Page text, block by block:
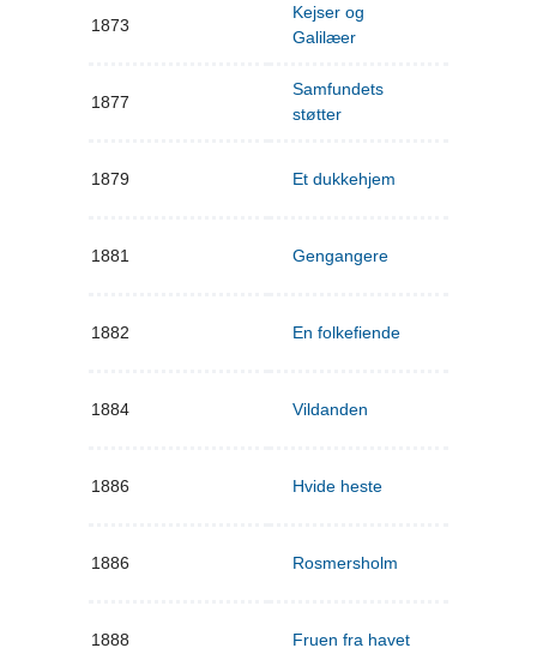
1873
Kejser og
Galilæer
1877
Samfundets
støtter
1879 Et dukkehjem
1881 Gengangere
1882 En folkefiende
1884 Vildanden
1886 Hvide heste
1886 Rosmersholm
1888 Fruen fra havet